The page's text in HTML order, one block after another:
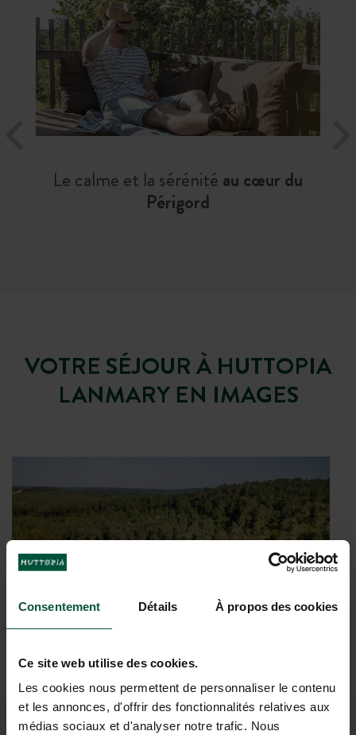
Consentement Détails À propos des cookies
Ce site web utilise des cookies.
Les cookies nous permettent de personnaliser le contenu
et les annonces, d'offrir des fonctionnalités relatives aux
médias sociaux et d'analyser notre trafic. Nous
Le calme et la sérénité au cœur du
Périgord
Camper sous les arbresde la forêt
domaniale de Lanmary
LeSpa Forestierdissimulé dans un
cocon de verdure
VOTRE SÉJOUR À HUTTOPIA
LANMARY EN IMAGES